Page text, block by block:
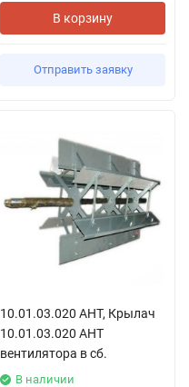
В корзину
Отправить заявку
10.01.03.020 АНТ, Крылач
10.01.03.020 АНТ
вентилятора в сб.
В наличии